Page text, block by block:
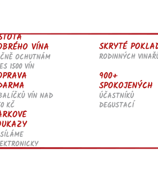
VÍNA
OCHUTNÁM
1500 VÍN
SKRYTÉ
RODINNÝCH
VÍN NAD
KČ
900+
SPOKOJENÝCH
ÚČASTNÍKŮ
DEGUSTACÍ